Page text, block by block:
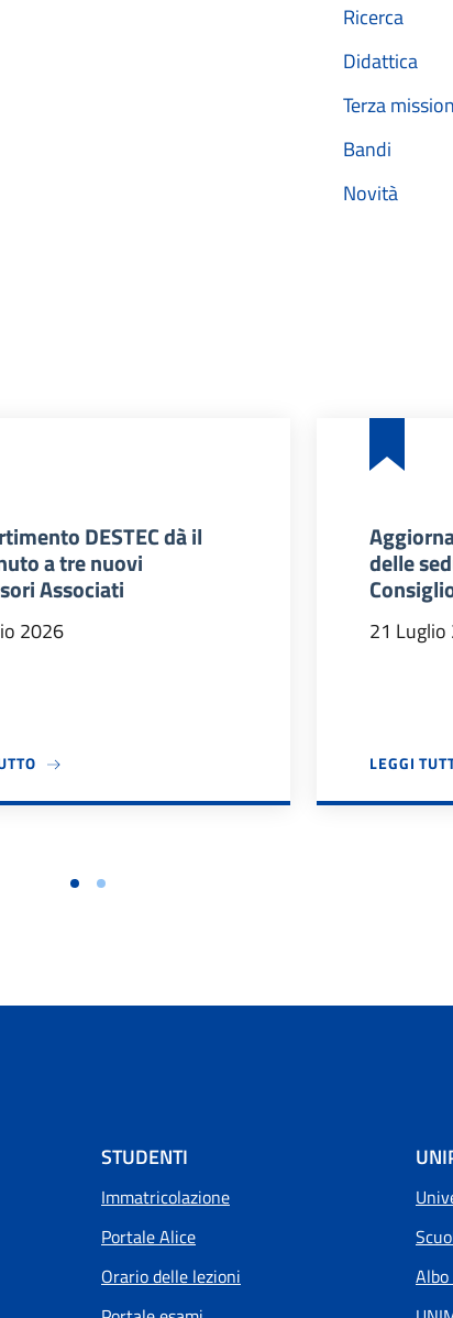
Ricerca
Didattica
Terza
Bandi
Novità
DESTEC dà il
a tre nuovi
Associati
2026
A PROPOSITO DI IL DIPARTIMENTO DESTEC DÀ IL
delle
21
LEGGI
STUDENTI
Immatricolazione
Portale Alice
Orario delle lezioni